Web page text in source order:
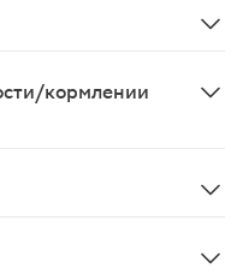
кормлении